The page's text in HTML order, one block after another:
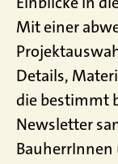
Mit einer
Details,
die bestimmt
Newsletter
BauherrInnen